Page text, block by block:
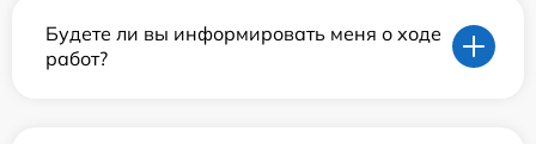
Будете ли вы информировать меня о ходе
работ?